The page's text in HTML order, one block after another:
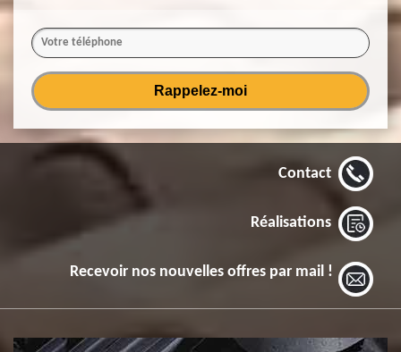
Contact
Réalisations
Recevoir nos nouvelles offres par mail !